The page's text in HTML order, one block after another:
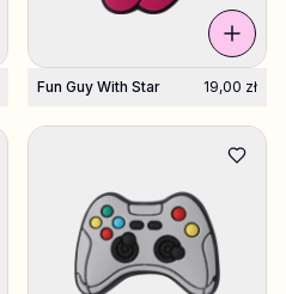
Fun Guy With Star 19,00 zł